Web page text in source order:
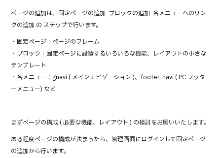
a
c
e
b
o
o
w
it
te
r
n
e
ページの追加は、固定ページの追加 → ブロックの追加 → 各メニューへのリン
クの追加 の ステップで行います。
・固定ページ：ページのフレーム
・ブロック：固定ページに設置するいろいろな機能、レイアウトの小さな
テンプレート
・各メニュー：gnavi ( メインナビゲーション )、footer_navi ( PC フッタ
ーメニュー) など
まずページの構成 ( 必要な機能、レイアウト ) の検討をお願いいたします。
ある程度ページの構成が決まったら、管理画面にログインして固定ページ
の追加から行います。